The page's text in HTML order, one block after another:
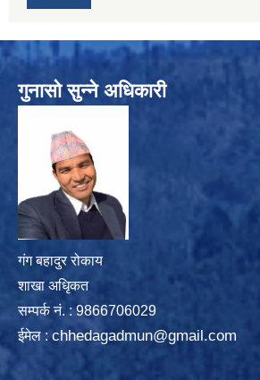
गुनासो सुन्ने अधिकारी
गंग बहादुर रोकाय
शाखा अधिृकत
सम्पर्क न‌ं. : 9866706029
ईमेल : chhedagadmun@gmail.com